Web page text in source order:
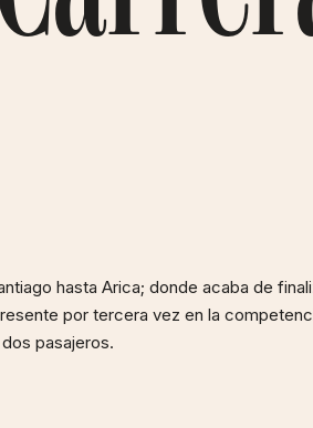
hasta Arica; donde acaba de
por tercera vez en la
pasajeros.